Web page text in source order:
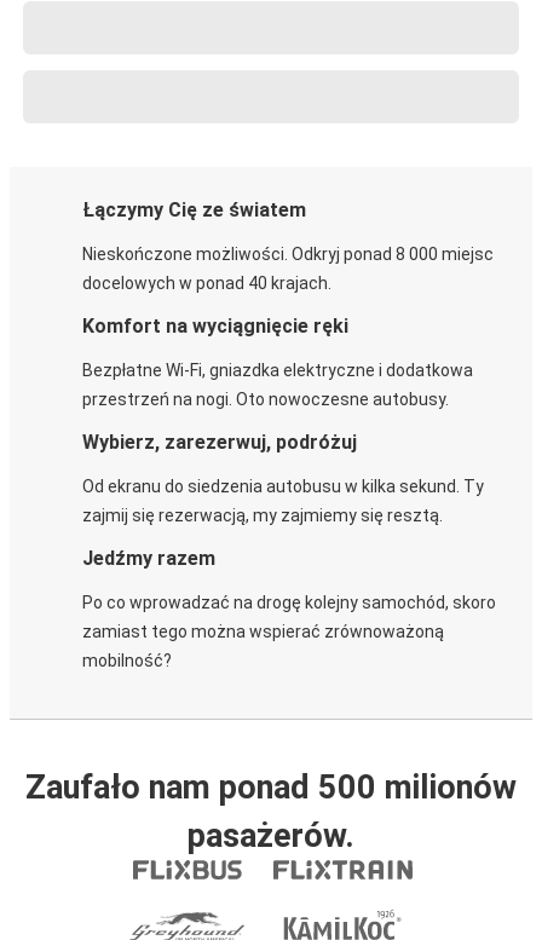
Łączymy Cię ze światem
Nieskończone możliwości. Odkryj ponad 8 000 miejsc
docelowych w ponad 40 krajach.
Komfort na wyciągnięcie ręki
Bezpłatne Wi-Fi, gniazdka elektryczne i dodatkowa
przestrzeń na nogi. Oto nowoczesne autobusy.
Wybierz, zarezerwuj, podróżuj
Od ekranu do siedzenia autobusu w kilka sekund. Ty
zajmij się rezerwacją, my zajmiemy się resztą.
Jedźmy razem
Po co wprowadzać na drogę kolejny samochód, skoro
zamiast tego można wspierać zrównoważoną
mobilność?
Zaufało nam ponad 500 milionów
pasażerów.